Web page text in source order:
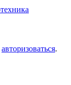
авторизоваться.